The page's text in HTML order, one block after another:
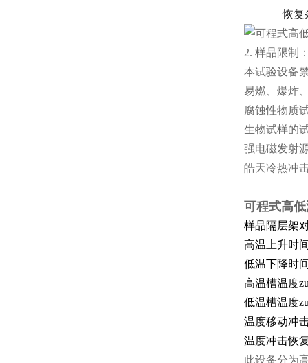
恢复条
2. 样品限制
本试验设备
易燃、爆炸
腐蚀性物质
生物试样的
强电磁发射
皓天冷热冲
可程式高
样品隔层架
高温上升时
低温下降时
高温槽温度
低温槽温度
温度移动冲
温度冲击恢
此设备分为